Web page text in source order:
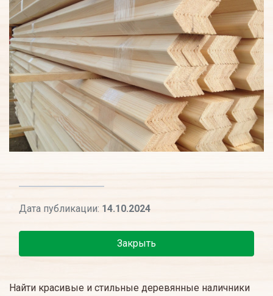
Дата публикации: 14.10.2024
Закрыть
Найти красивые и стильные деревянные наличники